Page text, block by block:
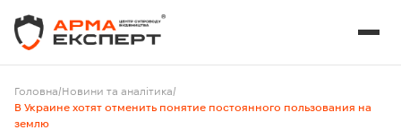
Головна/Новини та аналітика/
В Украине хотят отменить понятие постоянного пользования на
землю